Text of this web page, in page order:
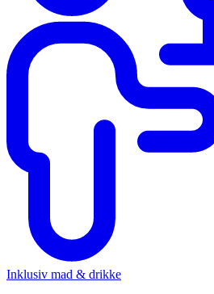
Inklusiv mad & drikke